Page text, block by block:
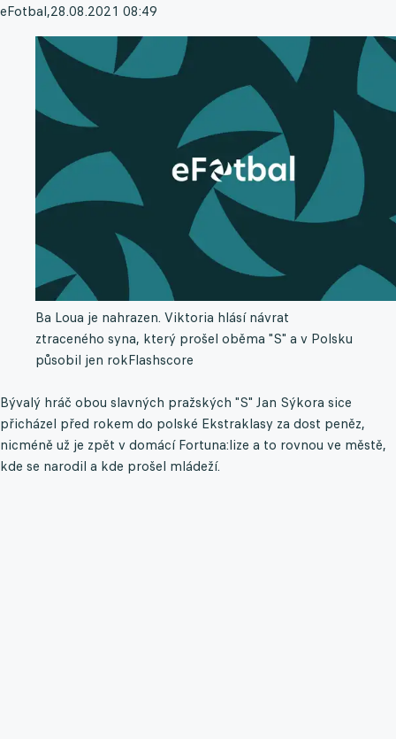
eFotbal,28.08.2021 08:49
Ba Loua je nahrazen. Viktoria hlásí návrat
ztraceného syna, který prošel oběma "S" a v Polsku
působil jen rokFlashscore
Bývalý hráč obou slavných pražských "S" Jan Sýkora sice
přicházel před rokem do polské Ekstraklasy za dost peněz,
nicméně už je zpět v domácí Fortuna:lize a to rovnou ve městě,
kde se narodil a kde prošel mládeží.